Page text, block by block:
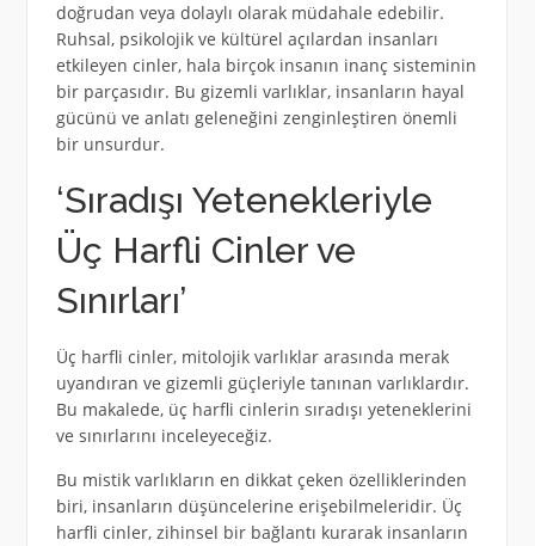
doğrudan veya dolaylı olarak müdahale edebilir.
Ruhsal, psikolojik ve kültürel açılardan insanları
etkileyen cinler, hala birçok insanın inanç sisteminin
bir parçasıdır. Bu gizemli varlıklar, insanların hayal
gücünü ve anlatı geleneğini zenginleştiren önemli
bir unsurdur.
‘Sıradışı Yetenekleriyle
Üç Harfli Cinler ve
Sınırları’
Üç harfli cinler, mitolojik varlıklar arasında merak
uyandıran ve gizemli güçleriyle tanınan varlıklardır.
Bu makalede, üç harfli cinlerin sıradışı yeteneklerini
ve sınırlarını inceleyeceğiz.
Bu mistik varlıkların en dikkat çeken özelliklerinden
biri, insanların düşüncelerine erişebilmeleridir. Üç
harfli cinler, zihinsel bir bağlantı kurarak insanların